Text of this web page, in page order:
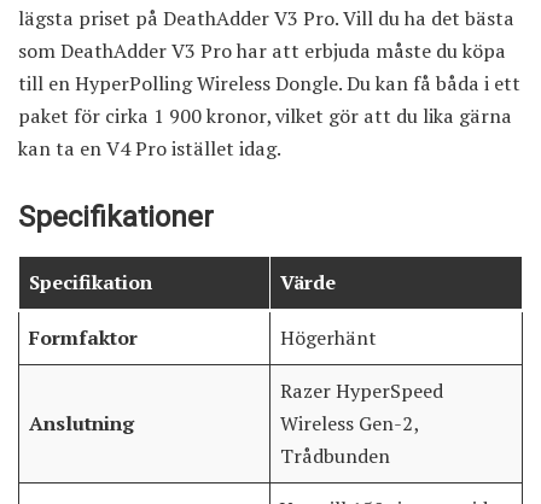
lägsta priset på DeathAdder V3 Pro. Vill du ha det bästa
som DeathAdder V3 Pro har att erbjuda måste du köpa
till en HyperPolling Wireless Dongle. Du kan få båda i ett
paket för cirka 1 900 kronor, vilket gör att du lika gärna
kan ta en V4 Pro istället idag.
Specifikationer
Specifikation Värde
Formfaktor Högerhänt
Anslutning
Razer HyperSpeed
Wireless Gen-2,
Trådbunden